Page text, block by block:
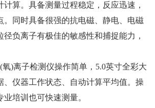
算。具备测量过程稳定，反应迅速，
。同时具备很强的抗电磁、静电、电磁
负离子有极佳的敏感性和捕捉能力，
)离子检测仪操作简单，5.0英寸全彩大
、仪器工作状态、自动计算平均值。操
培训也可快速测量。